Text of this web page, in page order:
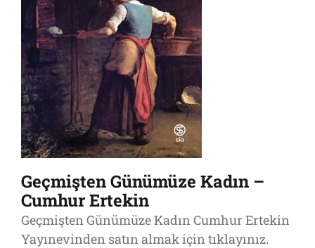
Geçmişten Günümüze Kadın –
Cumhur Ertekin
Geçmişten Günümüze Kadın Cumhur Ertekin
Yayınevinden satın almak için tıklayınız.